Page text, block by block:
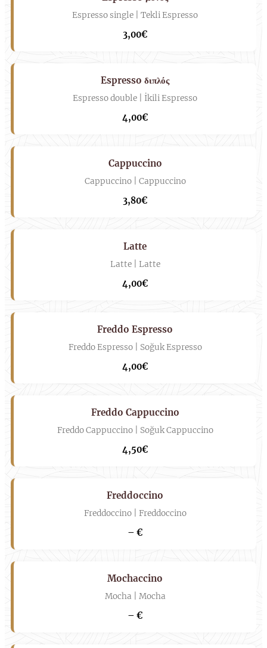
Espresso single | Tekli Espresso
3,00€
Espresso διπλός
Espresso double | İkili Espresso
4,00€
Cappuccino
Cappuccino | Cappuccino
3,80€
Latte
Latte | Latte
4,00€
Freddo Espresso
Freddo Espresso | Soğuk Espresso
4,00€
Freddo Cappuccino
Freddo Cappuccino | Soğuk Cappuccino
4,50€
Freddoccino
Freddoccino | Freddoccino
– €
Mochaccino
Mocha | Mocha
– €